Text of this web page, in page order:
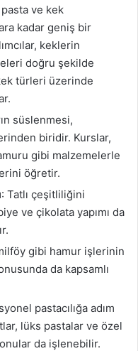
ve kek
kadar geniş bir
keklerin
doğru şekilde
türleri üzerinde
süslenmesi,
biridir. Kurslar,
gibi malzemelerle
öğretir.
: Tatlı çeşitliliğini
ve çikolata yapımı da
gibi hamur işlerinin
da kapsamlı
pastacılığa adım
lüks pastalar ve özel
da işlenebilir.